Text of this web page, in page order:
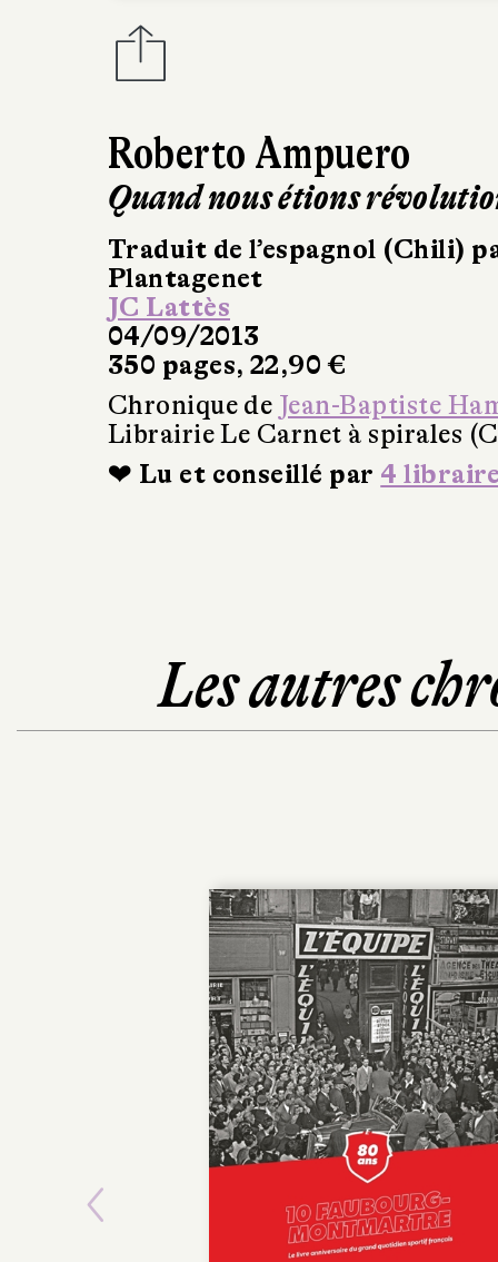
Roberto Ampuero
Quand nous étions
Traduit de l’espagnol (Chili)
Plantagenet
JC Lattès
04/09/2013
350 pages, 22,90 €
Chronique de Jean-Baptiste
Librairie Le Carnet à spirales
❤ Lu et conseillé par 4
Les autres
Previous